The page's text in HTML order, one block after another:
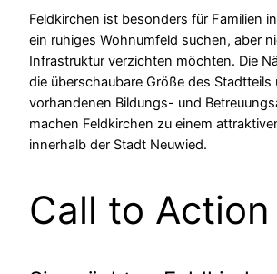
Feldkirchen ist besonders für Familien
ein ruhiges Wohnumfeld suchen, aber
Infrastruktur verzichten möchten. Die
die überschaubare Größe des Stadtteils
vorhandenen Bildungs- und
machen Feldkirchen zu einem
innerhalb der Stadt Neuwied.
Call to Action